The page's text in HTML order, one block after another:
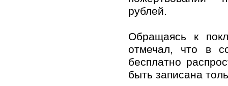
рублей.
Обращаясь к
отмечал, что в
бесплатно
быть записана